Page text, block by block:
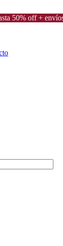
50% off +